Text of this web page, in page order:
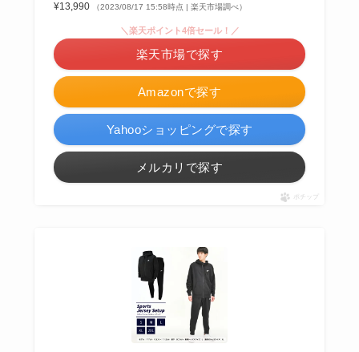
¥13,990 （2023/08/17 15:58時点 | 楽天市場調べ）
Amazonで探す
＼楽天ポイント4倍セール！／
楽天市場で探す
Yahooショッピングで探す
メルカリで探す
ポチップ